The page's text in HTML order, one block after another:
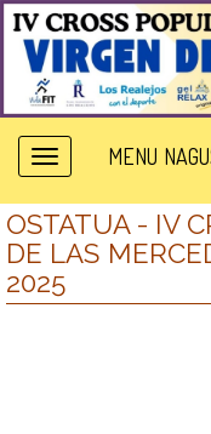
MENU
OSTATUA - IV
DE LAS
2025